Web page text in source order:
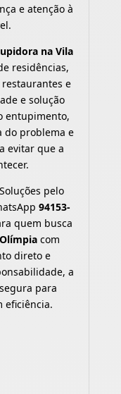
e atenção à
na Vila
residências,
e
e solução
entupimento,
do problema e
evitar que a
pelo
94153-
quem busca
com
direto e
a
para
eficiência.